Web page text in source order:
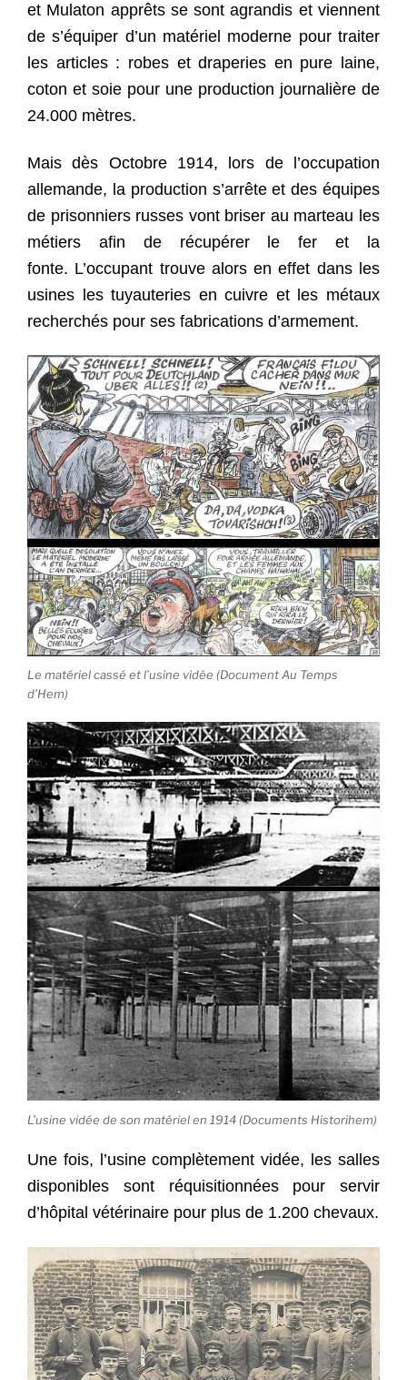
et Mulaton apprêts se sont agrandis et viennent
de s’équiper d’un matériel moderne pour traiter
les articles : robes et draperies en pure laine,
coton et soie pour une production journalière de
24.000 mètres.
Mais dès Octobre 1914, lors de l’occupation
allemande, la production s’arrête et des équipes
de prisonniers russes vont briser au marteau les
métiers afin de récupérer le fer et la
fonte. L’occupant trouve alors en effet dans les
usines les tuyauteries en cuivre et les métaux
recherchés pour ses fabrications d’armement.
Le matériel cassé et l’usine vidée (Document Au Temps
d’Hem)
L’usine vidée de son matériel en 1914 (Documents Historihem)
Une fois, l’usine complètement vidée, les salles
disponibles sont réquisitionnées pour servir
d’hôpital vétérinaire pour plus de 1.200 chevaux.